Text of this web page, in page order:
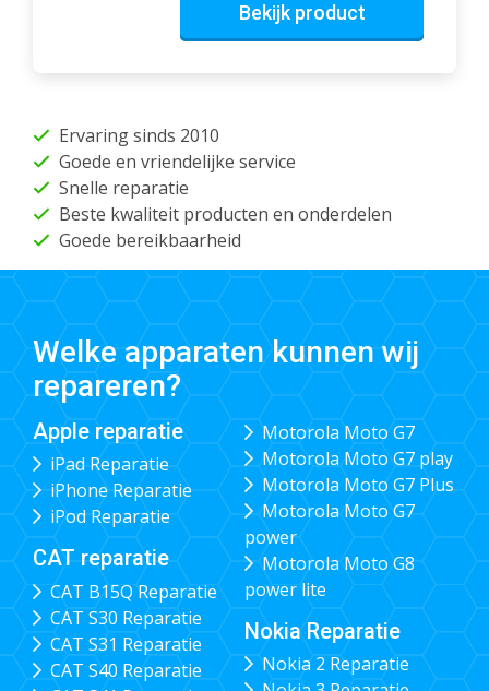
Bekijk product
Ervaring sinds 2010
Goede en vriendelijke service
Snelle reparatie
Beste kwaliteit producten en onderdelen
Goede bereikbaarheid
Welke apparaten kunnen wij
repareren?
Apple reparatie
iPad Reparatie
iPhone Reparatie
iPod Reparatie
CAT reparatie
CAT B15Q Reparatie
CAT S30 Reparatie
CAT S31 Reparatie
CAT S40 Reparatie
Motorola Moto G7
Motorola Moto G7 play
Motorola Moto G7 Plus
Motorola Moto G7
power
Motorola Moto G8
power lite
Nokia Reparatie
Nokia 2 Reparatie